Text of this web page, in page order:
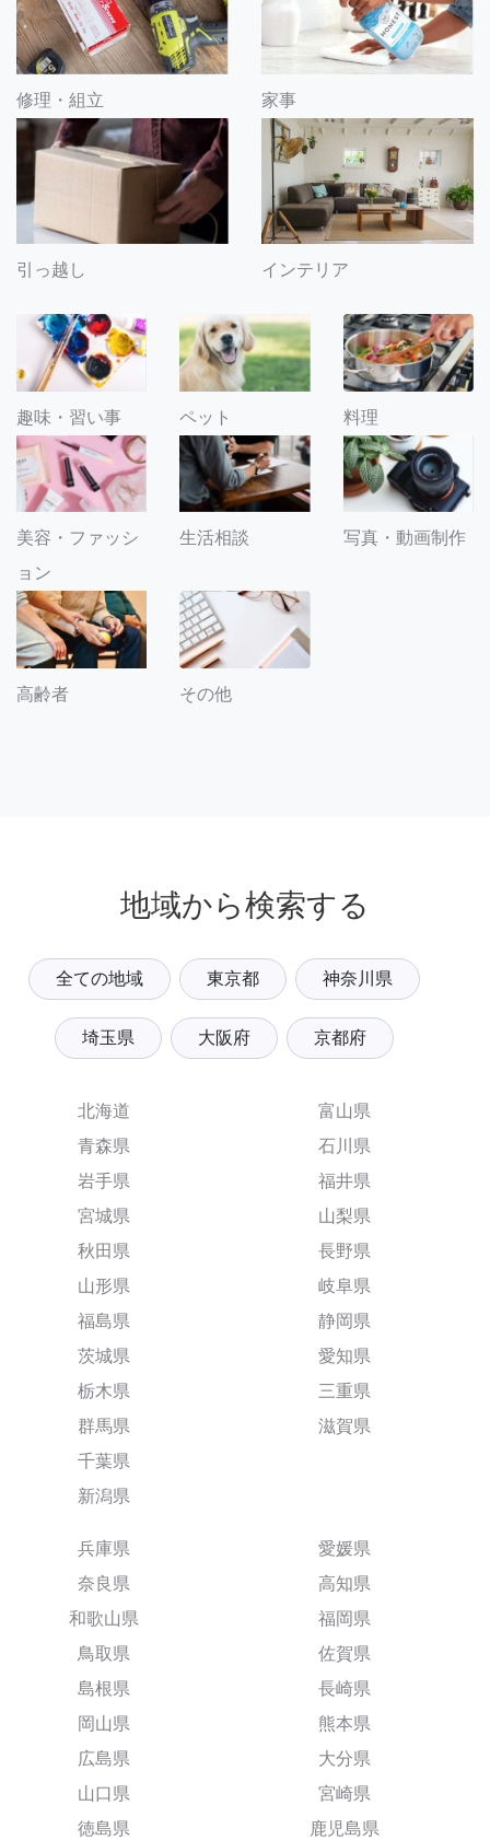
修理・組立 家事
引っ越し インテリア
趣味・習い事 ペット 料理
美容・ファッシ
ョン
生活相談 写真・動画制作
高齢者 その他
地域から検索する
全ての地域 東京都 神奈川県
埼玉県 大阪府 京都府
北海道
青森県
岩手県
宮城県
秋田県
山形県
福島県
茨城県
栃木県
群馬県
千葉県
新潟県
富山県
石川県
福井県
山梨県
長野県
岐阜県
静岡県
愛知県
三重県
滋賀県
兵庫県
奈良県
和歌山県
鳥取県
島根県
岡山県
広島県
山口県
徳島県
愛媛県
高知県
福岡県
佐賀県
長崎県
熊本県
大分県
宮崎県
鹿児島県